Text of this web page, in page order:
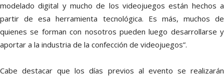
modelado digital y mucho de los videojuegos están hechos a
partir de esa herramienta tecnológica. Es más, muchos de
quienes se forman con nosotros pueden luego desarrollarse y
aportar a la industria de la confección de videojuegos”.
Cabe destacar que los días previos al evento se realizarán